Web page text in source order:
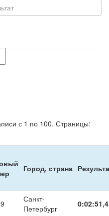
с 1 по 100. Страницы:
Город, страна
Санкт-
Петербург
0:02:51,4